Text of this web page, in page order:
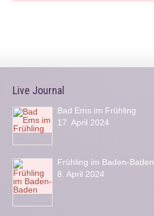
Live Journal
Bad Ems im Frühling
17. April 2024
Frühling im Baden-Baden
8. April 2024